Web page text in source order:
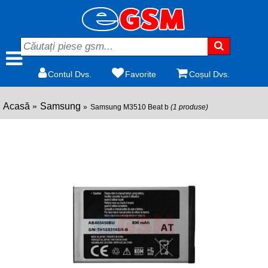
Contul Dvs. Favorite Coșul Dvs.
Acasă Samsung Samsung M3510 Beat b (1 produse)